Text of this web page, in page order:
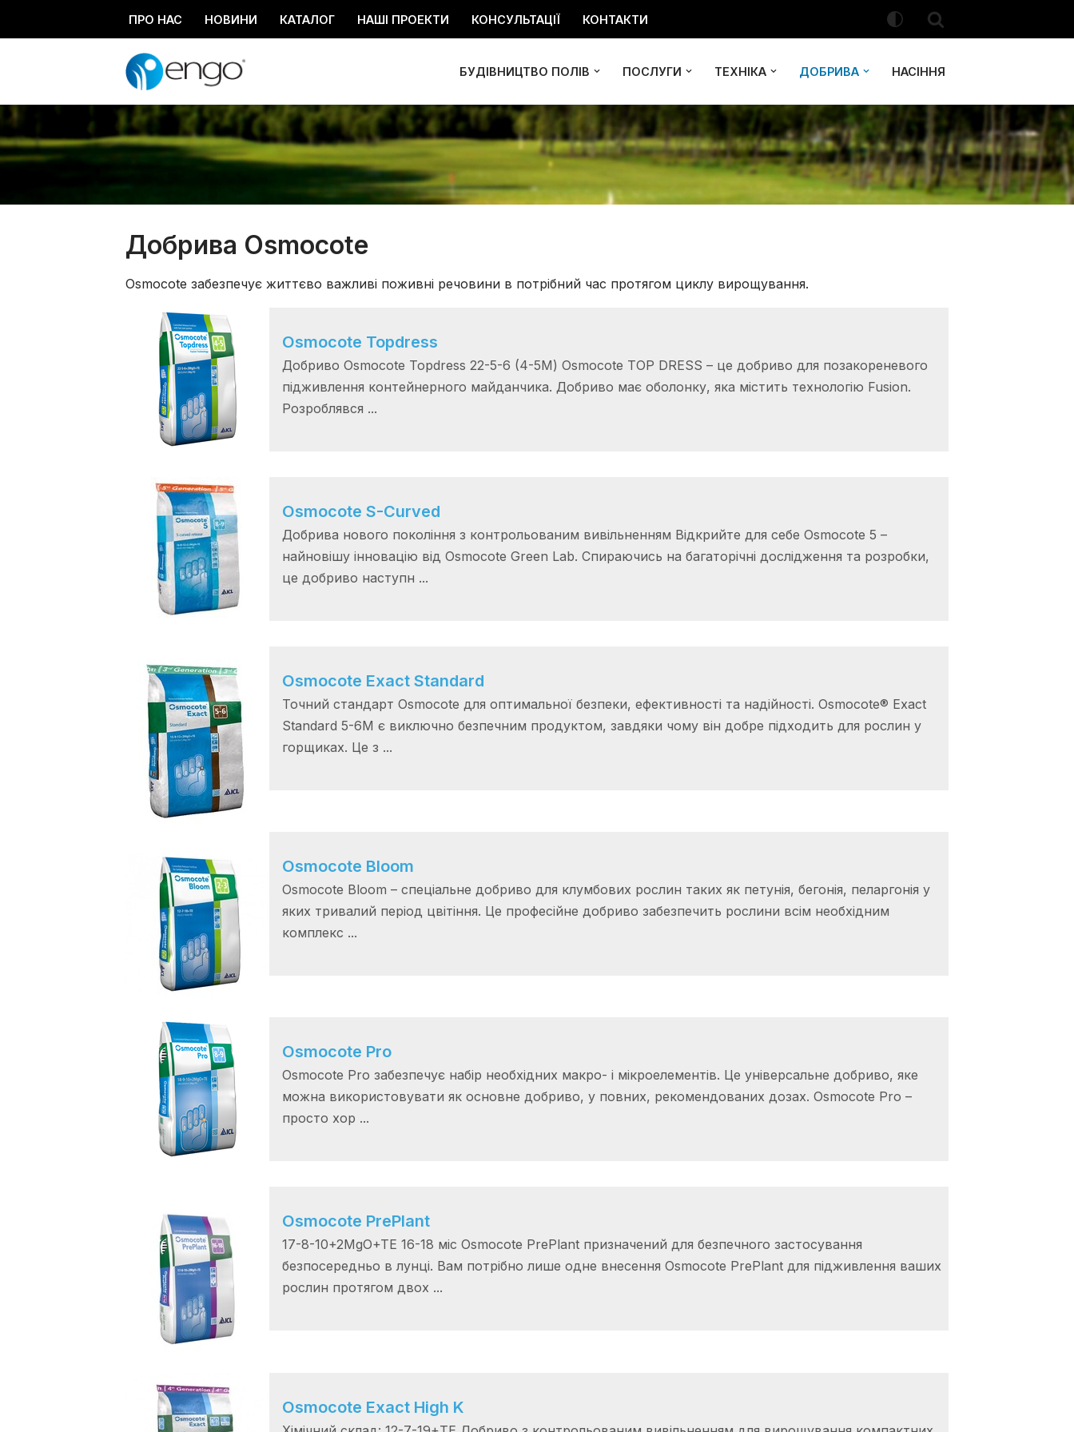
ПРО НАС НОВИНИ КАТАЛОГ НАШІ ПРОЕКТИ КОНСУЛЬТАЦІЇ КОНТАКТИ
БУДІВНИЦТВО ПОЛІВ ПОСЛУГИ ТЕХНІКА ДОБРИВА НАСІННЯ
Добрива Osmocote
Osmocote забезпечує життєво важливі поживні речовини в потрібний час протягом циклу вирощування.
Osmocote Topdress
Добриво Osmocote Topdress 22-5-6 (4-5М) Osmocote TOP DRESS – це добриво для позакореневого
підживлення контейнерного майданчика. Добриво має оболонку, яка містить технологію Fusion.
Розроблявся ...
Osmocote S-Curved
Добрива нового покоління з контрольованим вивільненням Відкрийте для себе Osmocote 5 –
найновішу інновацію від Osmocote Green Lab. Спираючись на багаторічні дослідження та розробки,
це добриво наступн ...
Osmocote Exact Standard
Точний стандарт Osmocote для оптимальної безпеки, ефективності та надійності. Osmocote® Exact
Standard 5-6M є виключно безпечним продуктом, завдяки чому він добре підходить для рослин у
горщиках. Це з ...
Osmocote Bloom
Osmocote Bloom – спеціальне добриво для клумбових рослин таких як петунія, бегонія, пеларгонія у
яких тривалий період цвітіння. Це професійне добриво забезпечить рослини всім необхідним
комплекс ...
Osmocote Pro
Osmocote Pro забезпечує набір необхідних макро- і мікроелементів. Це універсальне добриво, яке
можна використовувати як основне добриво, у повних, рекомендованих дозах. Osmocote Pro –
просто хор ...
Osmocote PrePlant
17-8-10+2MgO+TE 16-18 міс Osmocote PrePlant призначений для безпечного застосування
безпосередньо в лунці. Вам потрібно лише одне внесення Osmocote PrePlant для підживлення ваших
рослин протягом двох ...
Osmocote Exact High K